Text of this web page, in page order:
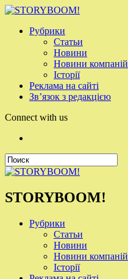
Рубрики
Статьи
Новини
Новини компаній
Історії
Реклама на сайті
Зв’язок з редакцією
Connect with us
STORYBOOM!
Рубрики
Статьи
Новини
Новини компаній
Історії